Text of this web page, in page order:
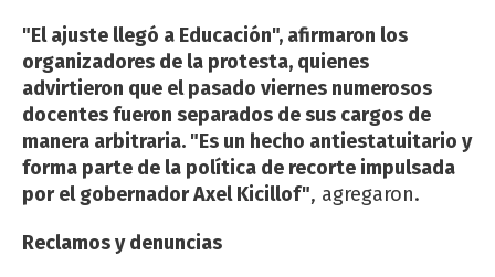
"El ajuste llegó a Educación", afirmaron los
organizadores de la protesta, quienes
advirtieron que el pasado viernes numerosos
docentes fueron separados de sus cargos de
manera arbitraria. "Es un hecho antiestatuitario y
forma parte de la política de recorte impulsada
por el gobernador Axel Kicillof", agregaron.
Reclamos y denuncias